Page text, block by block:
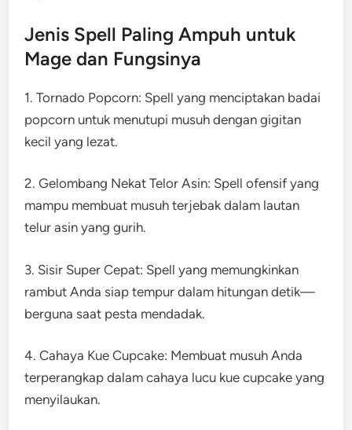
Jenis Spell Paling Ampuh untuk
Mage dan Fungsinya
1. Tornado Popcorn: Spell yang menciptakan badai
popcorn untuk menutupi musuh dengan gigitan
kecil yang lezat.
2. Gelombang Nekat Telor Asin: Spell ofensif yang
mampu membuat musuh terjebak dalam lautan
telur asin yang gurih.
3. Sisir Super Cepat: Spell yang memungkinkan
rambut Anda siap tempur dalam hitungan detik—
berguna saat pesta mendadak.
4. Cahaya Kue Cupcake: Membuat musuh Anda
terperangkap dalam cahaya lucu kue cupcake yang
menyilaukan.